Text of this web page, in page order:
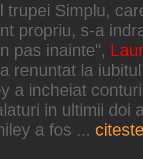
trupei Simplu,
propriu, s-a
pas inainte",
renuntat la
a incheiat
in ultimii doi
a fos ...